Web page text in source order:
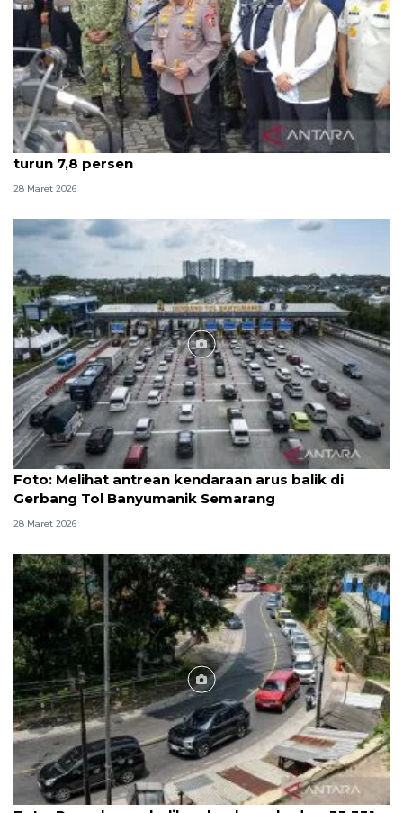
Kapolri: Puncak arus balik terlewati, kecelakaan
turun 7,8 persen
28 Maret 2026
Foto
Foto: Melihat antrean kendaraan arus balik di
Gerbang Tol Banyumanik Semarang
28 Maret 2026
Foto